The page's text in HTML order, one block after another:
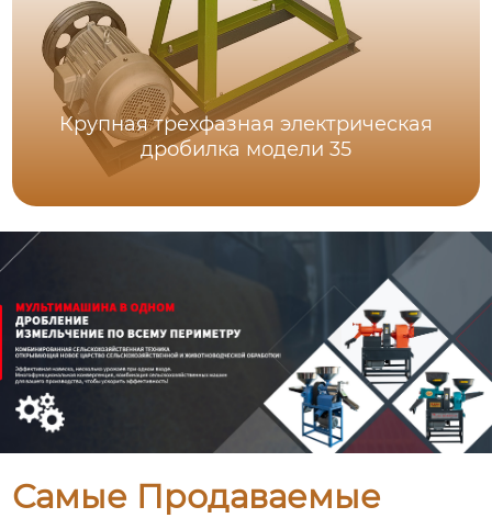
Крупная трехфазная электрическая
дробилка модели 35
Самые Продаваемые